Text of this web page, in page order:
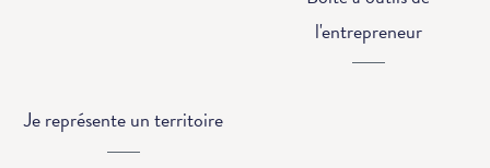
l'entrepreneur
Je représente un territoire